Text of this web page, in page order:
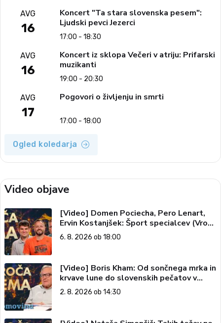
AVG
16
Koncert "Ta stara slovenska pesem":
Ljudski pevci Jezerci
17:00 - 18:30
AVG
16
Koncert iz sklopa Večeri v atriju: Prifarski
muzikanti
19:00 - 20:30
AVG
17
Pogovori o življenju in smrti
17:00 - 18:00
Ogled koledarja
Video objave
[Video] Domen Pociecha, Pero Lenart,
Ervin Kostanjšek: Šport specialcev (Vroča
tema, 6. 8. 2026)
6. 8. 2026 ob 18:00
[Video] Boris Kham: Od sončnega mrka in
krvave lune do slovenskih pečatov v
vesolju (Vroča tema, 2. 8. 2026)
2. 8. 2026 ob 14:30